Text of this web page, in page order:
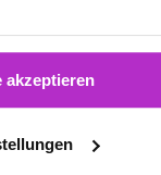
akzeptieren
bringen